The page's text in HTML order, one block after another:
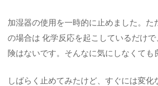
加湿器の使用を一時的に止めました。た
の場合は 化学反応を起こしているだけ
険はないです。そんなに気にしなくても
しばらく止めてみたけど、すぐには変化